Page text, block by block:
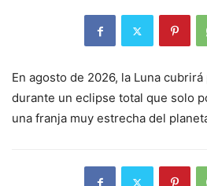
En agosto de 2026, la Luna
durante un eclipse total que solo
una franja muy estrecha del